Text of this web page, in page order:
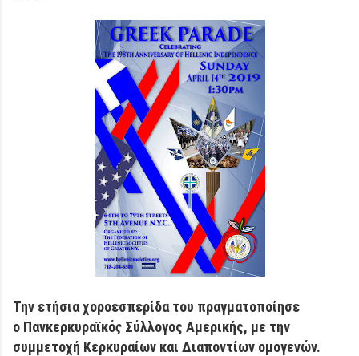
Την ετήσια χοροεσπερίδα του πραγματοποίησε
ο Πανκερκυραϊκός Σύλλογος Αμερικής, με την
συμμετοχή Κερκυραίων και Διαποντίων ομογενών.